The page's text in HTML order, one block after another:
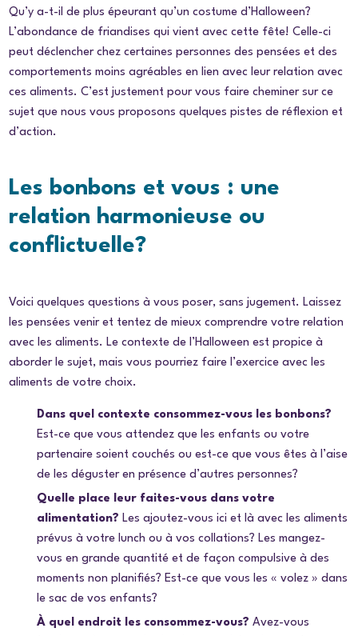
Qu’y a-t-il de plus épeurant qu’un costume d’Halloween?
L’abondance de friandises qui vient avec cette fête! Celle-ci
peut déclencher chez certaines personnes des pensées et des
comportements moins agréables en lien avec leur relation avec
ces aliments. C’est justement pour vous faire cheminer sur ce
sujet que nous vous proposons quelques pistes de réflexion et
d’action.
Les bonbons et vous : une
relation harmonieuse ou
conflictuelle?
Voici quelques questions à vous poser, sans jugement. Laissez
les pensées venir et tentez de mieux comprendre votre relation
avec les aliments. Le contexte de l’Halloween est propice à
aborder le sujet, mais vous pourriez faire l’exercice avec les
aliments de votre choix.
Dans quel contexte consommez-vous les bonbons?
Est-ce que vous attendez que les enfants ou votre
partenaire soient couchés ou est-ce que vous êtes à l’aise
de les déguster en présence d’autres personnes?
Quelle place leur faites-vous dans votre
alimentation? Les ajoutez-vous ici et là avec les aliments
prévus à votre lunch ou à vos collations? Les mangez-
vous en grande quantité et de façon compulsive à des
moments non planifiés? Est-ce que vous les « volez » dans
le sac de vos enfants?
À quel endroit les consommez-vous? Avez-vous